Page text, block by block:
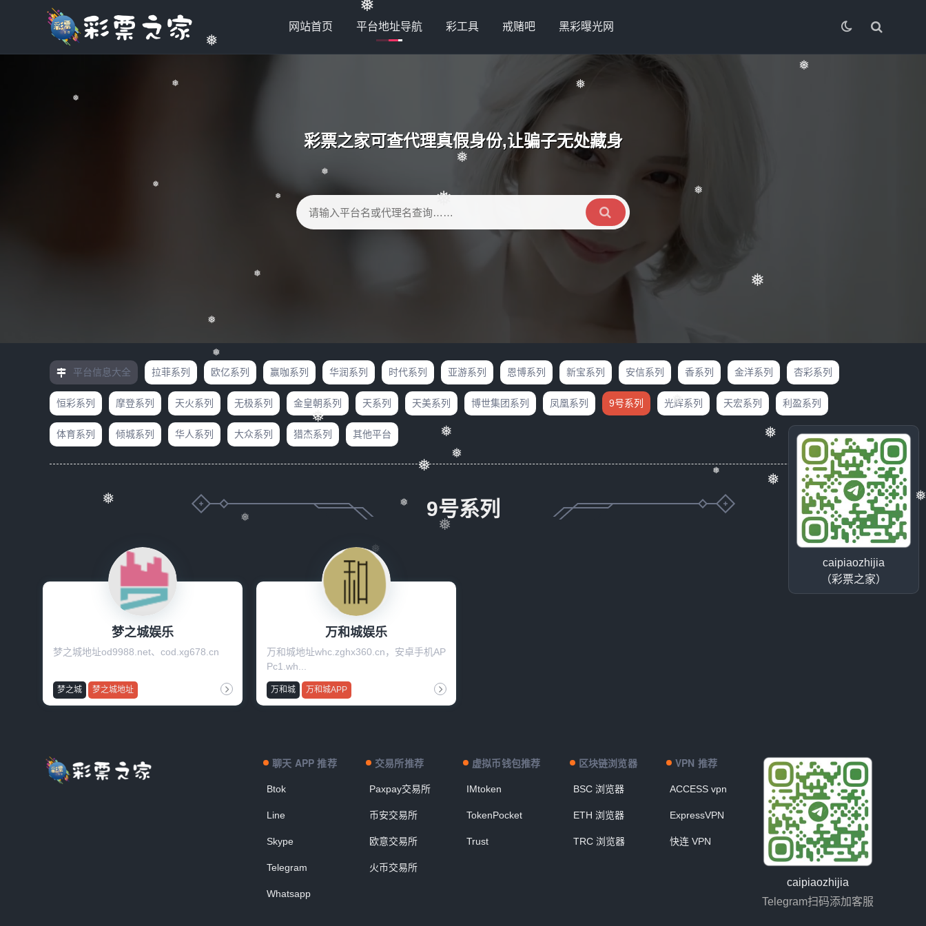
❅
❅
❅
❅
❅
❅
❅
网站首页
平台地址导航 彩工具 戒赌吧 黑彩曝光网
彩票之家可查代理真假身份,让骗子无处藏身
平台信息大全 拉菲系列 欧亿系列 赢咖系列 华润系列 时代系列 亚游系列 恩博系列 新宝系列 安信系列 香系列 金洋系列 杏彩系列
恒彩系列 摩登系列 天火系列 无极系列 金皇朝系列 天系列 天美系列 博世集团系列 凤凰系列 9号系列 光辉系列 天宏系列 利盈系列
体育系列 倾城系列 华人系列 大众系列 猎杰系列 其他平台
9号系列
梦之城娱乐
梦之城地址od9988.net、cod.xg678.cn
梦之城 梦之城地址
万和城娱乐
万和城地址whc.zghx360.cn，安卓手机AP
Pc1.wh...
万和城 万和城APP
聊天 APP 推荐
Btok
Line
Skype
Telegram
Whatsapp
交易所推荐
Paxpay交易所
币安交易所
欧意交易所
火币交易所
虚拟币钱包推荐
IMtoken
TokenPocket
Trust
区块链浏览器
BSC 浏览器
ETH 浏览器
TRC 浏览器
VPN 推荐
ACCESS vpn
ExpressVPN
快连 VPN
caipiaozhijia
Telegram扫码添加客服
caipiaozhijia
（彩票之家）